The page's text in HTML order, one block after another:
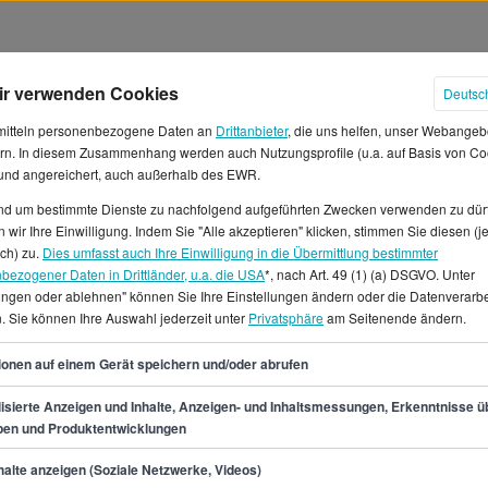
in Gehälter in Dortmund
willst in Dortmund
Stundenlohn 13 € sind
Durchschnittsgehalt von
45.700 € liegt, und die
Stellenanzeigen für
online auf
Vollzeit- und
als
verwenden Cookies
personenbezogene Daten an Drittanbieter, die uns helfen, unser
In diesem Zusammenhang werden auch Nutzungsprofile (u.a. auf Basis von
angereichert, auch außerhalb des EWR.
um bestimmte Dienste zu nachfolgend aufgeführten Zwecken verwenden zu
wir Ihre Einwilligung. Indem Sie "Alle akzeptieren" klicken, stimmen Sie diesen
zu. Dies umfasst auch Ihre Einwilligung in die Übermittlung bestimmter
Daten in Drittländer, u.a. die USA*, nach Art. 49 (1) (a) DSGVO. Unter
oder ablehnen" können Sie Ihre Einstellungen ändern oder die
Sie können Ihre Auswahl jederzeit unter Privatsphäream Seitenende ändern.
auf einem Gerät speichern und/oder abrufen
Anzeigen und Inhalte, Anzeigen- und Inhaltsmessungen, Erkenntnisse
und Produktentwicklungen
anzeigen (Soziale Netzwerke, Videos)